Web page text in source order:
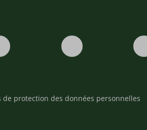
de protection des données personnelles